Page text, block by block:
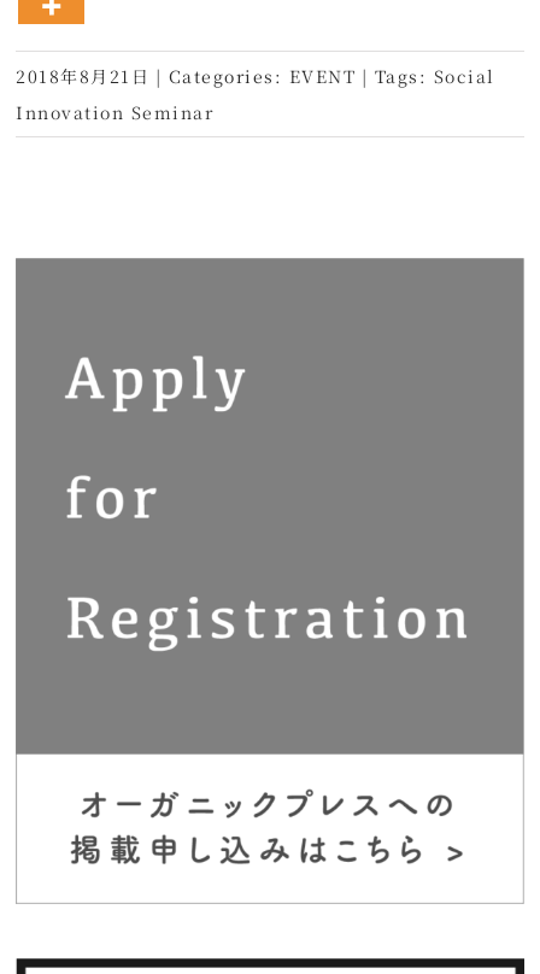
2018年8月21日 | Categories: EVENT | Tags: Social
Innovation Seminar